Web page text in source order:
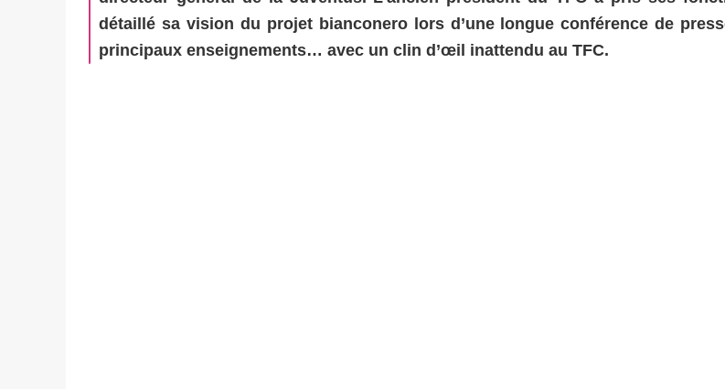
détaillé sa vision du projet bianconero lors d’une longue conférence de
principaux enseignements… avec un clin d’œil inattendu au TFC.